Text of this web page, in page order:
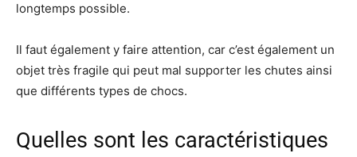
longtemps possible.
Il faut également y faire attention, car c’est également un
objet très fragile qui peut mal supporter les chutes ainsi
que différents types de chocs.
Quelles sont les caractéristiques